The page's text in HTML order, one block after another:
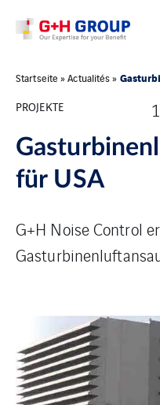
Startseite »Actualités»
PROJEKTE
für USA
G+H Noise Control